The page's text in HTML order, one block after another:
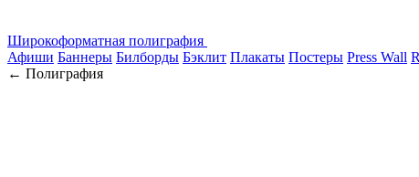
Широкоформатная полиграфия
Афиши Баннеры Билборды Бэклит Плакаты Постеры Press Wall
← Полиграфия